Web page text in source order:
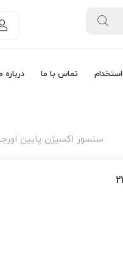
استخدام تماس با ما درباره
سنسور اكسیژن پایین